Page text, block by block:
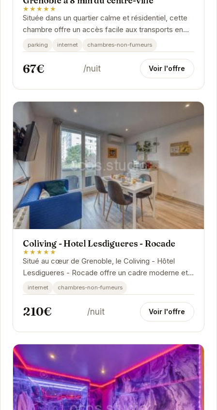
★★★★★
Située dans un quartier calme et résidentiel, cette
chambre offre un accès facile aux transports en
commun et aux principales attractions de...
parking internet chambres-non-fumeurs
67€ /nuit Voir l'offre
Coliving - Hotel Lesdigueres - Rocade
★★★★★
Situé au cœur de Grenoble, le Coliving - Hôtel
Lesdigueres - Rocade offre un cadre moderne et
confortable pour vos séjours. Avec un accès
facile...
internet chambres-non-fumeurs
210€ /nuit Voir l'offre